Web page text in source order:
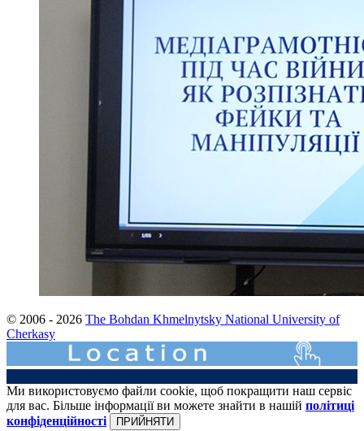
© 2006 - 2026 The Bohdan Khmelnytsky National University of
Cherkasy
Ми використовуємо файли cookie, щоб покращити наш сервіс
для вас. Більше інформації ви можете знайти в нашій політиці
конфіденційності
ПРИЙНЯТИ